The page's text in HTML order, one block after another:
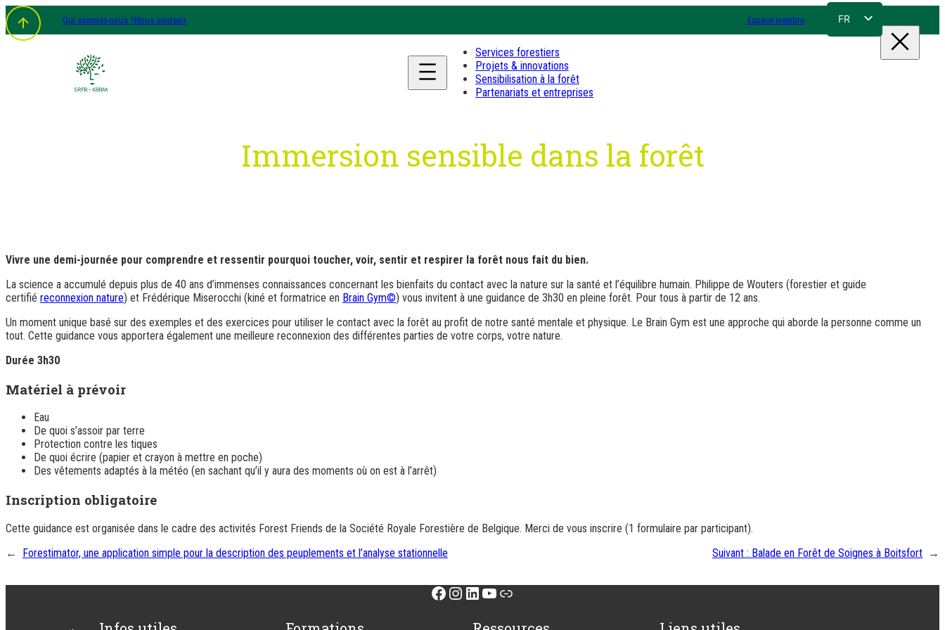
Aller
au
contenu
Qui sommes-nous ?Nous soutenir Espace membre FR
Services forestiers
Projets & innovations
Sensibilisation à la forêt
Partenariats et entreprises
Immersion sensible dans la forêt
Vivre une demi-journée pour comprendre et ressentir pourquoi toucher, voir, sentir et respirer la forêt nous fait du bien.
La science a accumulé depuis plus de 40 ans d’immenses connaissances concernant les bienfaits du contact avec la nature sur la santé et l’équilibre humain. Philippe de Wouters (forestier et guide
certifié reconnexion nature) et Frédérique Miserocchi (kiné et formatrice en Brain Gym©) vous invitent à une guidance de 3h30 en pleine forêt. Pour tous à partir de 12 ans.
Un moment unique basé sur des exemples et des exercices pour utiliser le contact avec la forêt au profit de notre santé mentale et physique. Le Brain Gym est une approche qui aborde la personne comme un
tout. Cette guidance vous apportera également une meilleure reconnexion des différentes parties de votre corps, votre nature.
Durée 3h30
Matériel à prévoir
Eau
De quoi s’assoir par terre
Protection contre les tiques
De quoi écrire (papier et crayon à mettre en poche)
Des vêtements adaptés à la météo (en sachant qu’il y aura des moments où on est à l’arrêt)
Inscription obligatoire
Cette guidance est organisée dans le cadre des activités Forest Friends de la Société Royale Forestière de Belgique. Merci de vous inscrire (1 formulaire par participant).
←
Forestimator, une application simple pour la description des peuplements et l’analyse stationnelle Suivant : Balade en Forêt de Soignes à Boitsfort →
Facebook
Instagram
LinkedIn
YouTube
Lien